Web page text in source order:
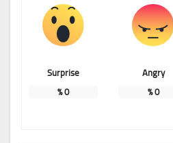
Angry
0
%
Surprise
0
%